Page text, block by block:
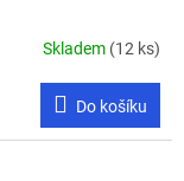
Skladem (12 ks)
Do košíku